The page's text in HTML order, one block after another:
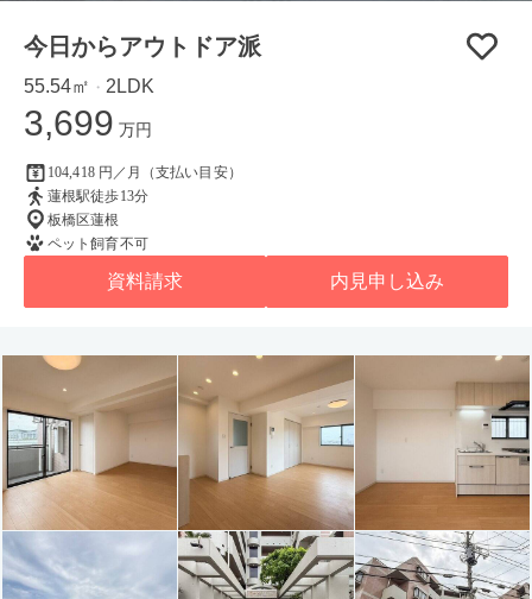
今日からアウトドア派
55.54㎡ ・ 2LDK
3,699 万円
104,418 円／月（支払い目安）
蓮根駅徒歩13分
板橋区蓮根
ペット飼育不可
資料請求 内見申し込み